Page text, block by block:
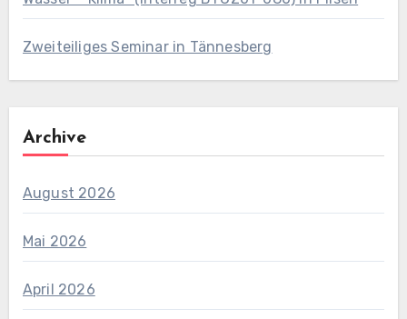
Zweiteiliges Seminar in Tännesberg
Archive
August 2026
Mai 2026
April 2026